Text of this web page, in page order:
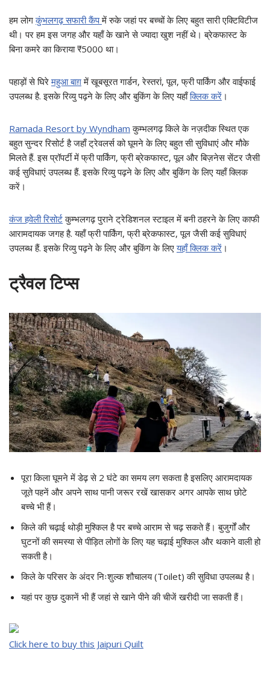
हम लोगकुंभलगढ़ सफारी कैंपमें रुके जहां पर बच्चों के लिए बहुत सारी एक्टिविटीज
थी। पर हम इस जगह और यहाँ के खाने से ज्यादा खुश नहीं थे। ब्रेकफास्ट के
बिना कमरे का किराया ₹5000 था।
पहाड़ों से घिरेमहुआ बाग़में खूबसूरत गार्डन, रेस्तरां, पूल, फ्री पार्किंग और वाईफाई
उपलब्ध है. इसके रिव्यु पढ़ने के लिए और बुकिंग के लिए यहाँक्लिक करें ।
Ramada Resort by Wyndham कुम्भलगढ़ किले के नज़दीक स्थित एक
बहुत सुन्दर रिसोर्ट है जहाँ ट्रेवलर्स को घूमने के लिए बहुत सी सुविधाएं और मौके
मिलते हैं. इस प्रॉपर्टी में फ्री पार्किंग, फ्री ब्रेकफास्ट, पूल और बिज़नेस सेंटर जैसी
कई सुविधाएं उपलब्ध हैं. इसके रिव्यु पढ़ने के लिए और बुकिंग के लिए यहाँ क्लिक
करें।
कंज हवेली रिसोर्टकुम्भलगढ़ पुराने ट्रेडिशनल स्टाइल में बनी ठहरने के लिए काफी
आरामदायक जगह है. यहाँ फ्री पार्किंग, फ्री ब्रेकफास्ट, पूल जैसी कई सुविधाएं
उपलब्ध हैं. इसके रिव्यु पढ़ने के लिए और बुकिंग के लिएयहाँ क्लिक करें ।
ट्रैवल टिप्स
पूरा किला घूमने में डेढ़ से 2 घंटे का समय लग सकता है इसलिए आरामदायक
जूते पहनें और अपने साथ पानी जरूर रखें खासकर अगर आपके साथ छोटे
बच्चे भी हैं।
किले की चढ़ाई थोड़ी मुश्किल है पर बच्चे आराम से चढ़ सकते हैं। बुजुर्गों और
घुटनों की समस्या से पीड़ित लोगों के लिए यह चढ़ाई मुश्किल और थकाने वाली हो
सकती है।
किले के परिसर के अंदर निःशुल्क शौचालय (Toilet) की सुविधा उपलब्ध है।
यहां पर कुछ दुकानें भी हैं जहां से खाने पीने की चीजें खरीदी जा सकती हैं।
Click here to buy this Jaipuri Quilt